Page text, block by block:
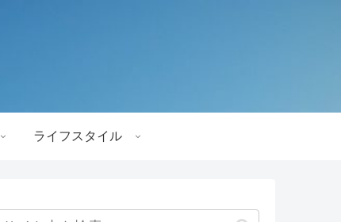
ライフスタイル